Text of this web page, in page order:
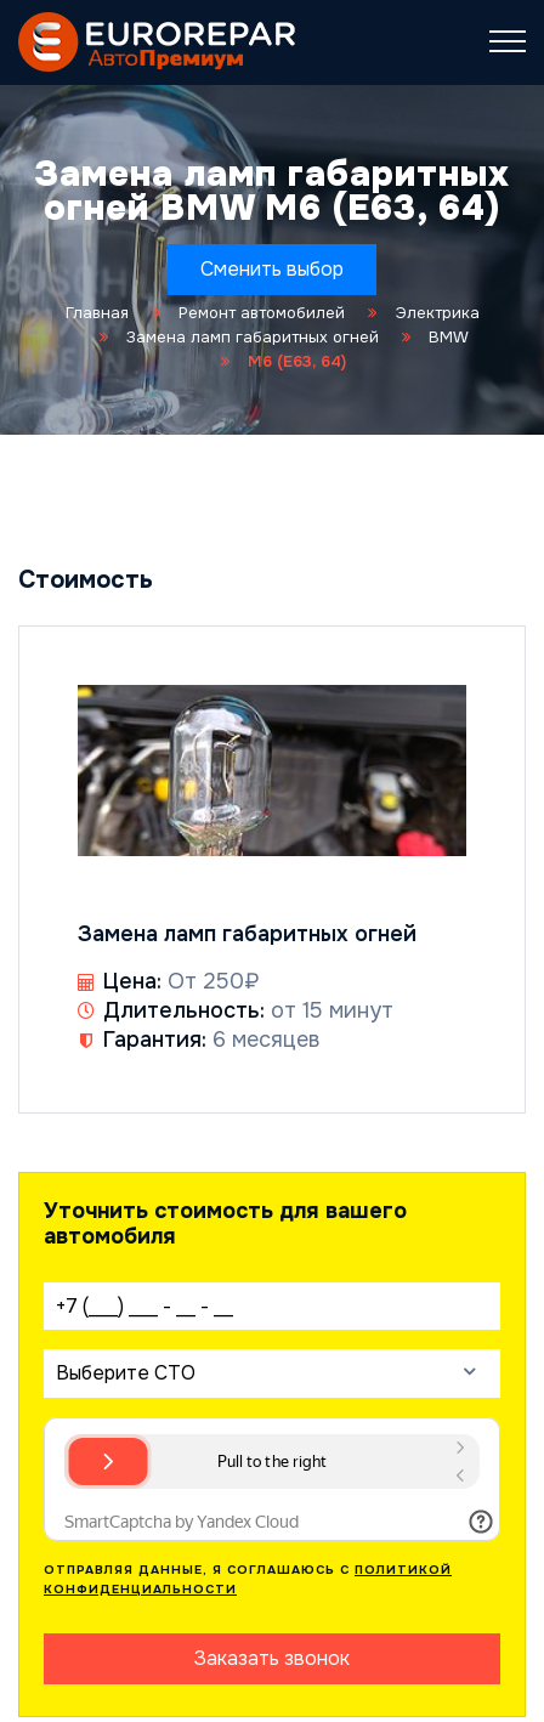
Замена ламп габаритных
огней BMW M6 (E63, 64)
Сменить выбор
Главная Ремонт автомобилей
Электрика
Замена ламп габаритных огней
BMW
M6 (E63, 64)
Стоимость
Замена ламп габаритных огней
Цена: От 250₽
Длительность: от 15 минут
Гарантия: 6 месяцев
Уточнить стоимость для вашего
автомобиля
Ваш телефон:
Выберите СТО
ОТПРАВЛЯЯ ДАННЫЕ, Я СОГЛАШАЮСЬ С ПОЛИТИКОЙ
КОНФИДЕНЦИАЛЬНОСТИ
Заказать звонок